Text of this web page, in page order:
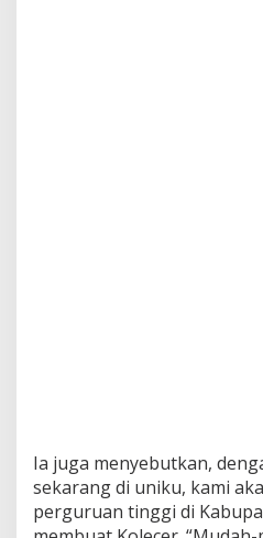
Ia juga menyebutkan,
sekarang di uniku, kami
perguruan tinggi di